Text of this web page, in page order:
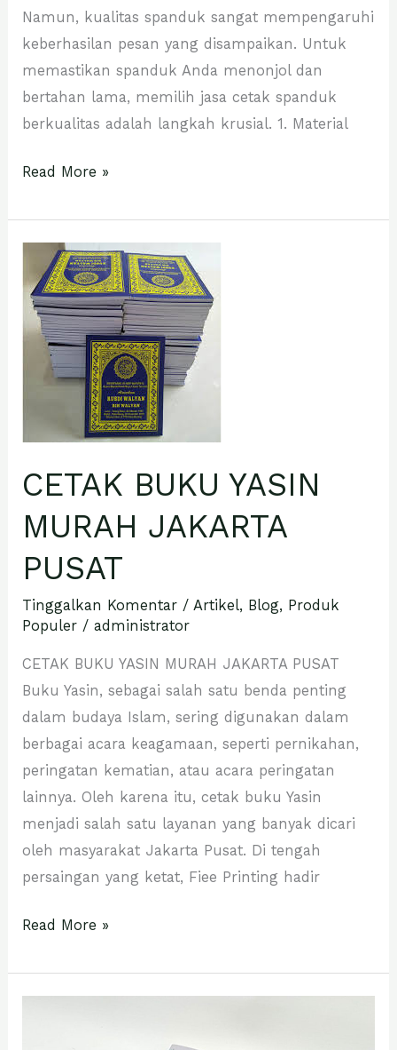
Namun, kualitas spanduk sangat mempengaruhi
keberhasilan pesan yang disampaikan. Untuk
memastikan spanduk Anda menonjol dan
bertahan lama, memilih jasa cetak spanduk
berkualitas adalah langkah krusial. 1. Material
Read More »
CETAK BUKU YASIN
MURAH JAKARTA
PUSAT
Tinggalkan Komentar /Artikel, Blog, Produk
Populer /administrator
CETAK BUKU YASIN MURAH JAKARTA PUSAT
Buku Yasin, sebagai salah satu benda penting
dalam budaya Islam, sering digunakan dalam
berbagai acara keagamaan, seperti pernikahan,
peringatan kematian, atau acara peringatan
lainnya. Oleh karena itu, cetak buku Yasin
menjadi salah satu layanan yang banyak dicari
oleh masyarakat Jakarta Pusat. Di tengah
persaingan yang ketat, Fiee Printing hadir
CETAK
BUKU
YASIN
MURAH
JAKARTA
PUSAT
Read More »